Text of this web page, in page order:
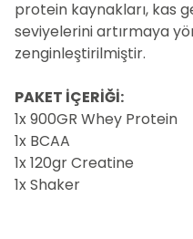
protein kaynakları, kas
seviyelerini artırmaya
zenginleştirilmiştir.
PAKET İÇERİĞİ:
1x 900GR Whey Protein
1x BCAA
1x 120gr Creatine
1x Shaker